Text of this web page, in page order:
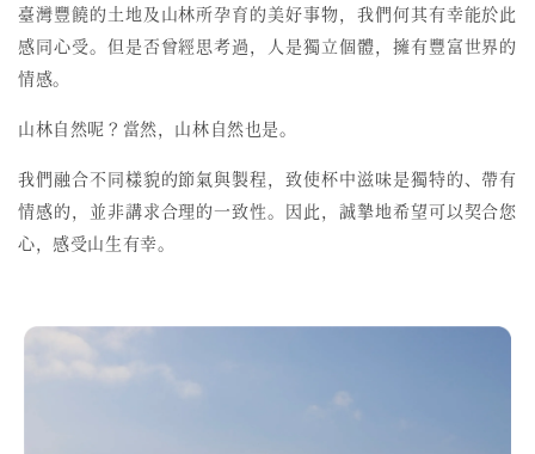
臺灣豐饒的土地及山林所孕育的美好事物，我們何其有幸能於此
感同心受。但是否曾經思考過，人是獨立個體，擁有豐富世界的
情感。
山林自然呢？當然，山林自然也是。
我們融合不同樣貌的節氣與製程，致使杯中滋味是獨特的、帶有
情感的，並非講求合理的一致性。因此，誠摯地希望可以契合您
心，感受山生有幸。